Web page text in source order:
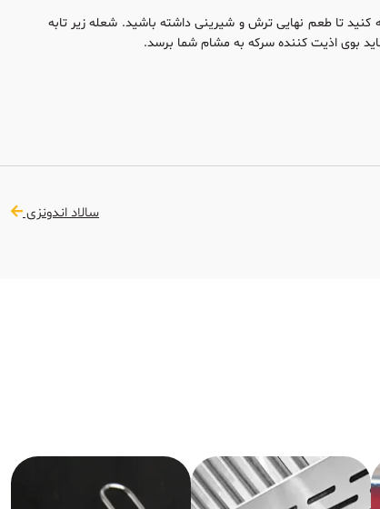
کنید تا طعم نهایی ترش و شیرینی داشته باشید. شعله زیر تابه
بوی اذیت کننده سرکه به مشام شما برسد.
سالاد اندونزی